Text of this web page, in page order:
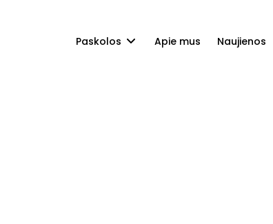
Paskolos Apie mus Naujienos